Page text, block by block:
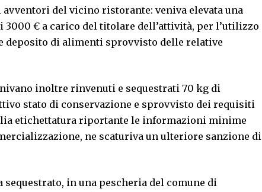
del vicino ristorante: veniva elevata una
€ a carico del titolare dell’attività, per l’utilizzo
deposito di alimenti sprovvisto delle relative
inoltre rinvenuti e sequestrati 70 kg di
stato di conservazione e sprovvisto dei requisiti
etichettatura riportante le informazioni minime
ne scaturiva un ulteriore sanzione di
in una pescheria del comune di